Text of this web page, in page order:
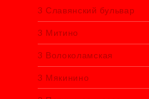
3 Славянский бульвар
3 Митино
3 Волоколамская
3 Мякинино